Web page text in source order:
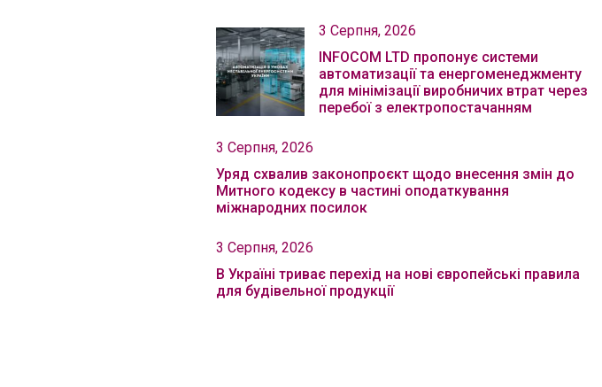
3 Серпня, 2026
INFOCOM LTD пропонує системи
автоматизації та енергоменеджменту
для мінімізації виробничих втрат через
перебої з електропостачанням
3 Серпня, 2026
Уряд схвалив законопроєкт щодо внесення змін до
Митного кодексу в частині оподаткування
міжнародних посилок
3 Серпня, 2026
В Україні триває перехід на нові європейські правила
для будівельної продукції